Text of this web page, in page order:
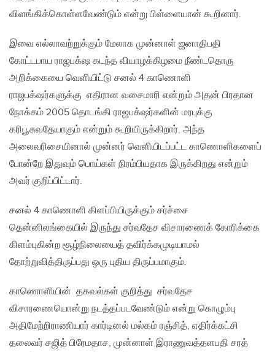
விளங்கிக்கொள்ளவேண்டும் என்று பிள்ளையான் கூறினார்.
இவை எல்லாவற்றுக்கும் மேலாக முன்னாள் ஜனாதிபதி
கோட்டபாய ராஜபக்‌ஷ கடந்த வியாழக்கிழமை நீண்டதொரு
அறிக்கையை வெளியிட்டு சனல் 4 காணொளி
ராஜபக்‌ஷர்களுக்கு எதிரான வசைமாரி என்றும் அதன் பிரதான
நோக்கம் 2005 தொடங்கி ராஜபக்‌ஷர்களின் மரபுக்கு
கரிபூசுவதேயாகும் என்றும் கூறியிருக்கிறார். அந்த
அலைவரிசையினால் முன்னர் வெளியிடப்பட்ட காணொளிகளைப்
போன்றே இதுவும் பொய்கள் நிரம்பியதாக இருக்கிறது என்றும்
அவர் குறிப்பிட்டார்.
சனல் 4 காணொளி கிளப்பியிருக்கும் சர்ச்சை
தென்னிலங்கையில் இருந்து சர்வதேச விசாரணைக் கோரிக்கை
கிளம்புகின்ற சூழ்நிலையைத் தவிர்க்கமுடியாமல்
தோற்றுவித்திருப்பது ஒரு புதிய திருப்பமாகும்.
காணொளியின் தகவல்கள் குறித்து சர்வதேச
விசாரணையொன்று நடத்தப்படவேண்டும் என்று கொழும்பு
அதிமேற்றிராணியார் கார்டினல் மல்கம் ரஞ்சித், எதிர்க்கட்சி
தலைவர் சஜித் பிரேமதாச, முன்னாள் இராணுவத்தளபதி சரத்